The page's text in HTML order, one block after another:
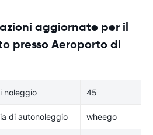
aggiornate per il
presso Aeroporto di
noleggio 45
di autonoleggio wheego